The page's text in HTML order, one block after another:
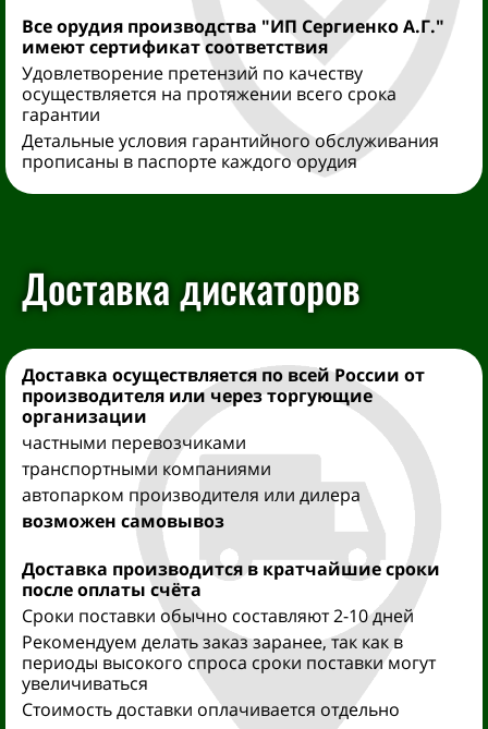
Все орудия производства "ИП Сергиенко А.Г."
имеют сертификат соответствия
Удовлетворение претензий по качеству
осуществляется на протяжении всего срока
гарантии
Детальные условия гарантийного обслуживания
прописаны в паспорте каждого орудия
Доставка дискаторов
Доставка осуществляетсяпо всей России от
производителя или через торгующие
организации
частными перевозчиками
транспортными компаниями
автопарком производителя или дилера
возможен самовывоз
Доставка производитсяв кратчайшие сроки
после оплаты счёта
Сроки поставки обычно составляют 2-10 дней
Рекомендуем делать заказ заранее, так как в
периоды высокого спроса сроки поставки могут
увеличиваться
Стоимость доставки оплачивается отдельно